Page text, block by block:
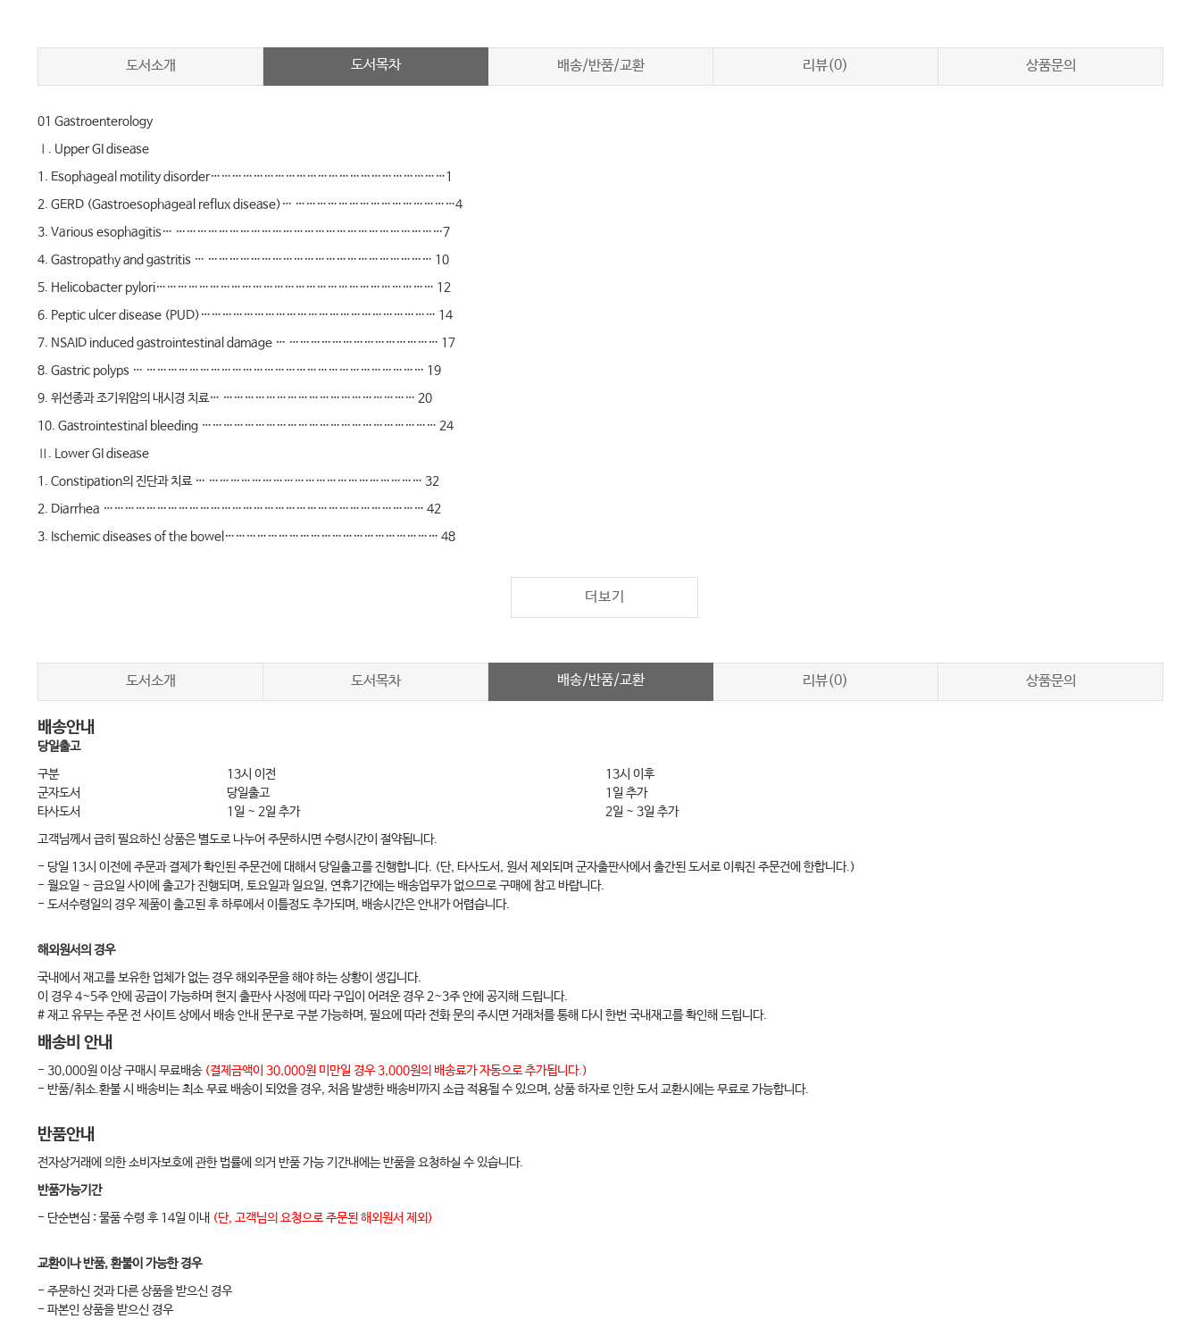
도서소개 도서목차 배송/반품/교환 리뷰(0) 상품문의
01 Gastroenterology
Ⅰ. Upper GI disease
1. Esophageal motility disorder…………………………………………………………1
2. GERD (Gastroesophageal reflux disease)… ………………………………………4
3. Various esophagitis… …………………………………………………………………7
4. Gastropathy and gastritis … ……………………………………………………… 10
5. Helicobacter pylori…………………………………………………………………… 12
6. Peptic ulcer disease (PUD)………………………………………………………… 14
7. NSAID induced gastrointestinal damage … …………………………………… 17
8. Gastric polyps … …………………………………………………………………… 19
9. 위선종과 조기위암의 내시경 치료… ……………………………………………… 20
10. Gastrointestinal bleeding ………………………………………………………… 24
Ⅱ. Lower GI disease
1. Constipation의 진단과 치료 … …………………………………………………… 32
2. Diarrhea ……………………………………………………………………………… 42
3. Ischemic diseases of the bowel…………………………………………………… 48
8. Intestinal obstruction………………………………………………………………… 85
9. Colon polyp (대장 용종)… ………………………………………………………… 89
10. Functional Dyspepsia……………………………………………………………… 93
02 Hepatobiliary disease
1. Liver function test의 해석 … ……………………………………………………… 99
2. Acute hepatitis A… ……………………………………………………………… 103
3. Chronic Hepatitis B ……………………………………………………………… 104
5. Autoimmune hepatitis… ………………………………………………………… 119
6. Alcoholic hepatitis………………………………………………………………… 120
7. Ischemic hepatitis (shock liver)… ……………………………………………… 122
8. Liver abscess (pyogenic, amebic) ……………………………………………… 122
9. Acute hepatitis/acute hepatic failure…………………………………………… 123
10. Drug induced liver injury … …………………………………………………… 125
12. Gastroesophageal Varices & Variceal Hemorrhage………………………… 129
16. Hepatorenal syndrome… ……………………………………………………… 139
17. HCC (hepatocellular carcinoma) ……………………………………………… 141
18. Biliary Tract Disease …………………………………………………………… 146
더보기
도서소개 도서목차 배송/반품/교환 리뷰(0) 상품문의
배송안내
당일출고
구분
13시 이전
13시 이후
군자도서
당일출고
1일 추가
타사도서
1일 ~ 2일 추가
2일 ~ 3일 추가
고객님께서 급히 필요하신 상품은 별도로 나누어 주문하시면 수령시간이 절약됩니다.
- 당일 13시 이전에 주문과 결제가 확인된 주문건에 대해서 당일출고를 진행합니다. (단, 타사도서, 원서 제외되며 군자출판사에서 출간된 도서로 이뤄진 주문건에 한합니다.)
- 월요일 ~ 금요일 사이에 출고가 진행되며, 토요일과 일요일, 연휴기간에는 배송업무가 없으므로 구매에 참고 바랍니다.
- 도서수령일의 경우 제품이 출고된 후 하루에서 이틀정도 추가되며, 배송시간은 안내가 어렵습니다.
해외원서의 경우
국내에서 재고를 보유한 업체가 없는 경우 해외주문을 해야 하는 상황이 생깁니다.
이 경우 4~5주 안에 공급이 가능하며 현지 출판사 사정에 따라 구입이 어려운 경우 2~3주 안에 공지해 드립니다.
# 재고 유무는 주문 전 사이트 상에서 배송 안내 문구로 구분 가능하며, 필요에 따라 전화 문의 주시면 거래처를 통해 다시 한번 국내재고를 확인해 드립니다.
배송비 안내
- 30,000원 이상 구매시 무료배송 (결제금액이 30,000원 미만일 경우 3,000원의 배송료가 자동으로 추가됩니다.)
- 반품/취소.환불 시 배송비는 최소 무료 배송이 되었을 경우, 처음 발생한 배송비까지 소급 적용될 수 있으며, 상품 하자로 인한 도서 교환시에는 무료로 가능합니다.
반품안내
전자상거래에 의한 소비자보호에 관한 법률에 의거 반품 가능 기간내에는 반품을 요청하실 수 있습니다.
반품가능기간
- 단순변심 : 물품 수령 후 14일 이내 (단, 고객님의 요청으로 주문된 해외원서 제외)
교환이나 반품, 환불이 가능한 경우
- 주문하신 것과 다른 상품을 받으신 경우
- 파본인 상품을 받으신 경우